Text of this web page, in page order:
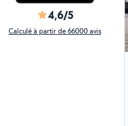
4,6/5
Calculé à partir de 66000 avis